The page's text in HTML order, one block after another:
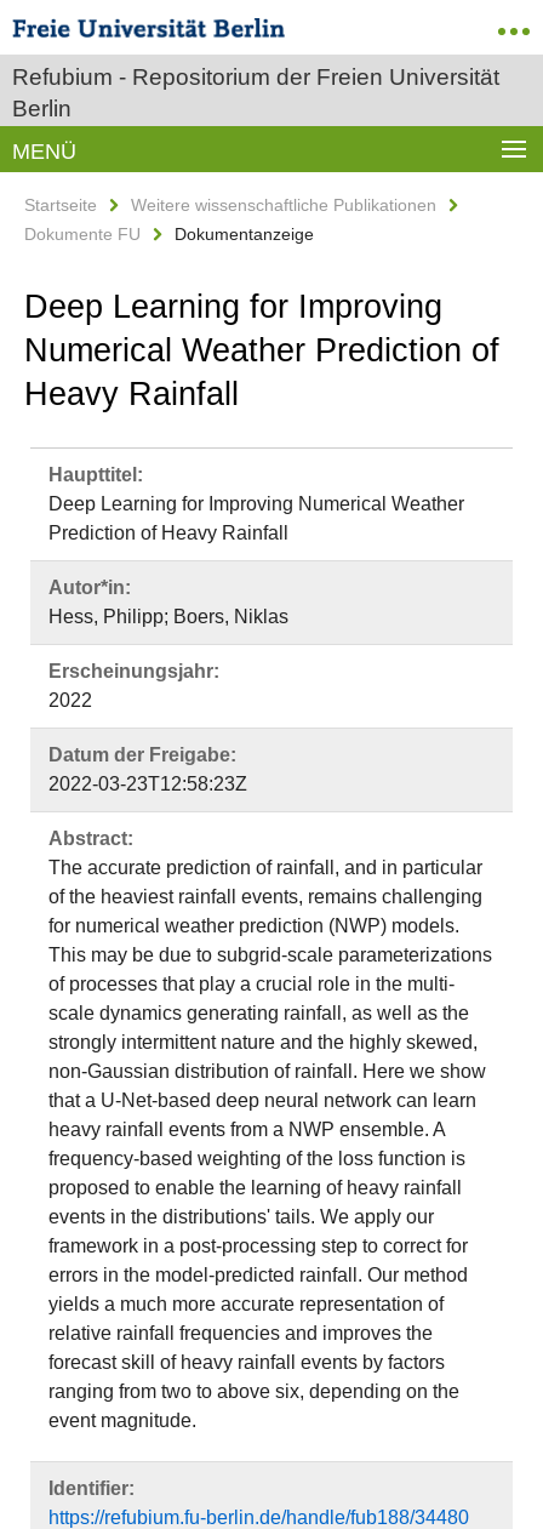
Refubium - Repositorium der Freien Universität
Berlin
MENÜ
Startseite
Weitere wissenschaftliche Publikationen
Dokumente FU
Dokumentanzeige
Deep Learning for Improving
Numerical Weather Prediction of
Heavy Rainfall
Haupttitel:
Deep Learning for Improving Numerical Weather
Prediction of Heavy Rainfall
Autor*in:
Hess, Philipp; Boers, Niklas
Erscheinungsjahr:
2022
Datum der Freigabe:
2022-03-23T12:58:23Z
Abstract:
The accurate prediction of rainfall, and in particular
of the heaviest rainfall events, remains challenging
for numerical weather prediction (NWP) models.
This may be due to subgrid-scale parameterizations
of processes that play a crucial role in the multi-
scale dynamics generating rainfall, as well as the
strongly intermittent nature and the highly skewed,
non-Gaussian distribution of rainfall. Here we show
that a U-Net-based deep neural network can learn
heavy rainfall events from a NWP ensemble. A
frequency-based weighting of the loss function is
proposed to enable the learning of heavy rainfall
events in the distributions' tails. We apply our
framework in a post-processing step to correct for
errors in the model-predicted rainfall. Our method
yields a much more accurate representation of
relative rainfall frequencies and improves the
forecast skill of heavy rainfall events by factors
ranging from two to above six, depending on the
event magnitude.
Identifier:
https://refubium.fu-berlin.de/handle/fub188/34480